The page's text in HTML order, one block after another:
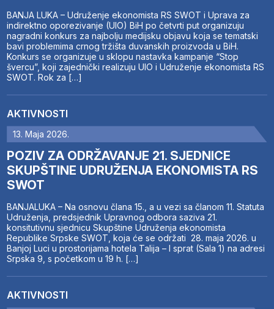
BANJA LUKA – Udruženje ekonomista RS SWOT i Uprava za
indirektno oporezivanje (UIO) BiH po četvrti put organizuju
nagradni konkurs za najbolju medijsku objavu koja se tematski
bavi problemima crnog tržišta duvanskih proizvoda u BiH.
Konkurs se organizuje u sklopu nastavka kampanje “Stop
švercu”, koji zajednički realizuju UIO i Udruženje ekonomista RS
SWOT. Rok za […]
AKTIVNOSTI
13. Maja 2026.
POZIV ZA ODRŽAVANJE 21. SJEDNICE
SKUPŠTINE UDRUŽENJA EKONOMISTA RS
SWOT
BANJALUKA – Na osnovu člana 15., a u vezi sa članom 11. Statuta
Udruženja, predsjednik Upravnog odbora saziva 21.
konsitutivnu sjednicu Skupštine Udruženja ekonomista
Republike Srpske SWOT, koja će se održati 28. maja 2026. u
Banjoj Luci u prostorijama hotela Talija – I sprat (Sala 1) na adresi
Srpska 9, s početkom u 19 h. […]
AKTIVNOSTI